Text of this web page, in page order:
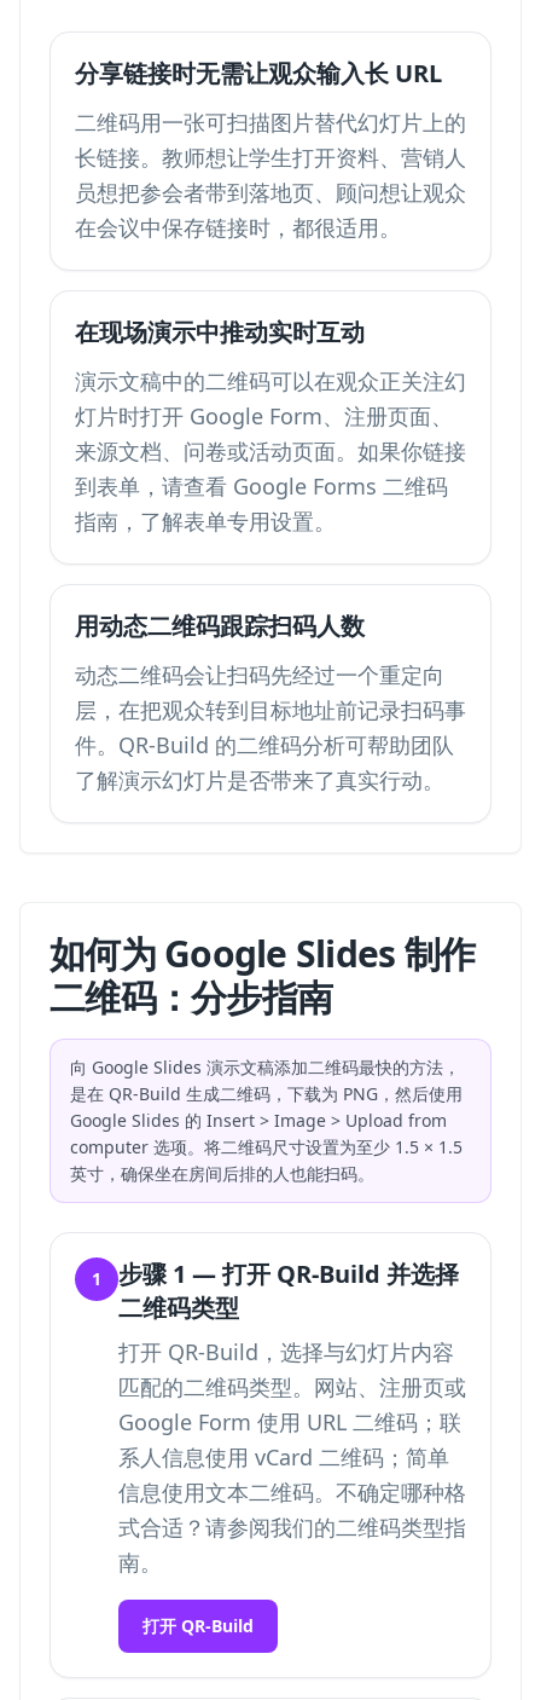
分享链接时无需让观众输入长 URL
二维码用一张可扫描图片替代幻灯片上的
长链接。教师想让学生打开资料、营销人
员想把参会者带到落地页、顾问想让观众
在会议中保存链接时，都很适用。
在现场演示中推动实时互动
演示文稿中的二维码可以在观众正关注幻
灯片时打开 Google Form、注册页面、
来源文档、问卷或活动页面。如果你链接
到表单，请查看 Google Forms 二维码
指南，了解表单专用设置。
用动态二维码跟踪扫码人数
动态二维码会让扫码先经过一个重定向
层，在把观众转到目标地址前记录扫码事
件。QR-Build 的二维码分析可帮助团队
了解演示幻灯片是否带来了真实行动。
如何为 Google Slides 制作
二维码：分步指南
向 Google Slides 演示文稿添加二维码最快的方法，
是在 QR-Build 生成二维码，下载为 PNG，然后使用
Google Slides 的 Insert > Image > Upload from
computer 选项。将二维码尺寸设置为至少 1.5 × 1.5
英寸，确保坐在房间后排的人也能扫码。
1
步骤 1 — 打开 QR-Build 并选择
二维码类型
打开 QR-Build，选择与幻灯片内容
匹配的二维码类型。网站、注册页或
Google Form 使用 URL 二维码；联
系人信息使用 vCard 二维码；简单
信息使用文本二维码。不确定哪种格
式合适？请参阅我们的二维码类型指
南。
打开 QR-Build